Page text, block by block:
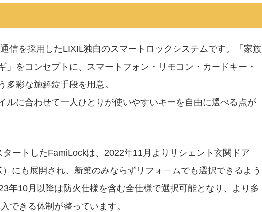
信を採用したLIXIL独自のスマートロックシステムです。「家族
」をコンセプトに、スマートフォン・リモコン・カードキー・
多彩な施解錠手段を用意。
ルに合わせて一人ひとりが使いやすいキーを自由に選べる点が
ートしたFamiLockは、2022年11月よりリシェント玄関ドア
にも展開され、新築のみならずリフォームでも選択できるよう
年10月以降は防火仕様を含む全仕様で選択可能となり、より多
できる体制が整っています。